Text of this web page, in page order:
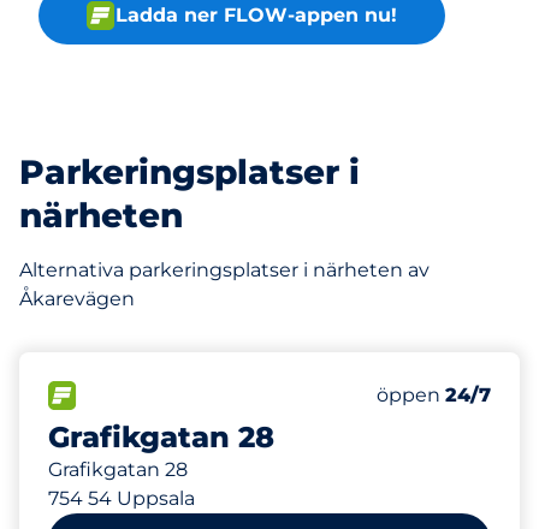
Ladda ner FLOW-appen nu!
Parkeringsplatser i
närheten
Alternativa parkeringsplatser i närheten av
Åkarevägen
Grafikgatan 28
Grafikgatan 28
754 54 Uppsala
Antal
Totalt antal
Måndag
öppen 24/7
920 m